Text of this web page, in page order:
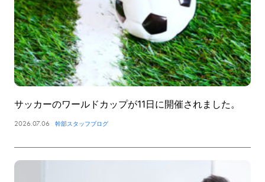
サッカーのワールドカップが11日に開催されました。
2026.07.06 幹部スタッフブログ